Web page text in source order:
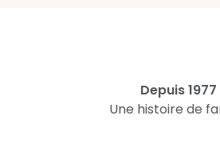
Depuis 1977
Une histoire de